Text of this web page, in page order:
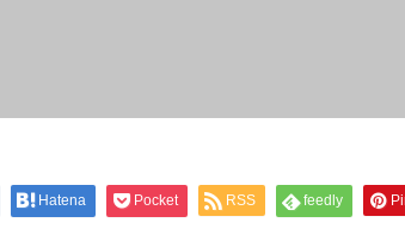
Hatena Pocket RSS feedly